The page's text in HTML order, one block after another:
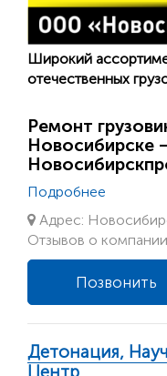
Широкий
отечественных
Ремонт
Новосибирске
Подробнее
Адрес:
Отзывов о
Позвонить
Детонация,
Центр